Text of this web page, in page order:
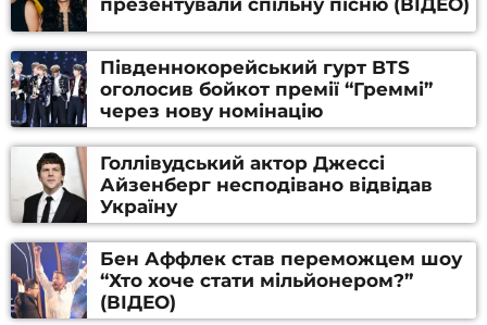
презентували спільну пісню (ВІДЕО)
Південнокорейський гурт BTS
оголосив бойкот премії “Греммі”
через нову номінацію
Голлівудський актор Джессі
Айзенберг несподівано відвідав
Україну
Бен Аффлек став переможцем шоу
“Хто хоче стати мільйонером?”
(ВІДЕО)